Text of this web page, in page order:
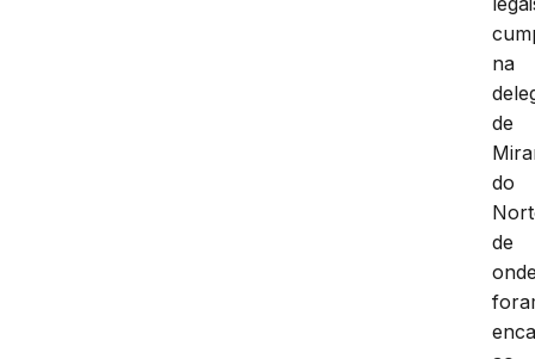
na
de
do
de